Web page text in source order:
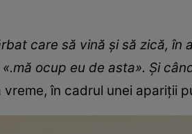
care să vină și să zică,
ocup eu de asta». Și
vreme, în cadrul unei apariții